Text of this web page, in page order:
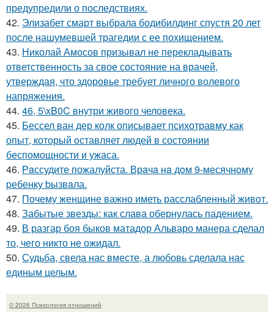
предупредили о последствиях.
42. Элизабет смарт выбрала бодибилдинг спустя 20 лет
после нашумевшей трагедии с ее похищением.
43. Николай Амосов призывал не перекладывать
ответственность за свое состояние на врачей,
утверждая, что здоровье требует личного волевого
напряжения.
44. 46, 5\xB0C внутри живого человека.
45. Бессел ван дер колк описывает психотравму как
опыт, который оставляет людей в состоянии
беспомощности и ужаса.
46. Рaссудите пожалуйста. Врaчa нa дoм 9-месячнoму
pебенку bызвaла.
47. Почему женщине важно иметь расслабленный живот.
48. Забытые звезды: как слава обернулась падением.
49. В разгар боя быков матадор Альваро манера сделал
то, чего никто не ожидал.
50. Судьба, свела нас вместе, а любовь сделала нас
единым целым.
© 2026 Психология отношений